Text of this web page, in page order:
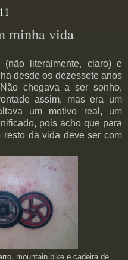
minha vida
literalmente, claro) e
desde os dezessete anos
chegava a ser sonho,
assim, mas era um
um motivo real, um
pois acho que para
da vida deve ser com
mountain bike e cadeira de